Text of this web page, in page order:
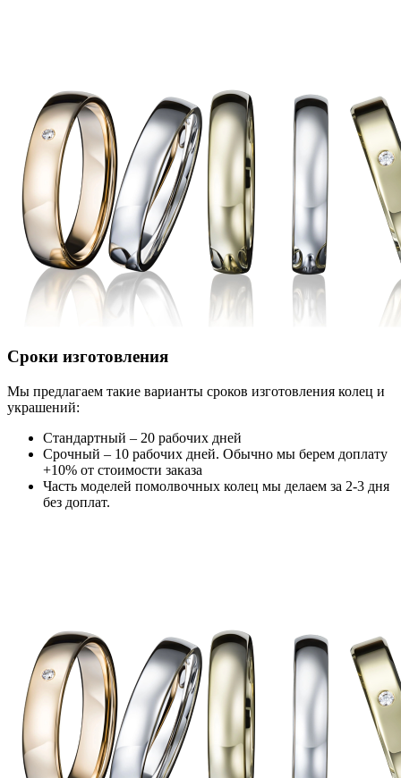
Сроки изготовления
Мы предлагаем такие варианты сроков изготовления колец и
украшений:
Стандартный – 20 рабочих дней
Срочный – 10 рабочих дней. Обычно мы берем доплату
+10% от стоимости заказа
Часть моделей помолвочных колец мы делаем за 2-3 дня
без доплат.